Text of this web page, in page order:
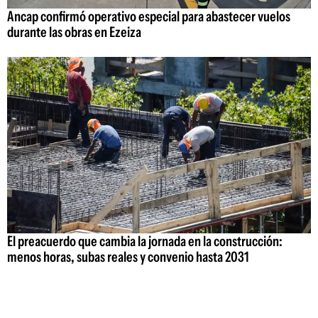
Ancap confirmó operativo especial para abastecer vuelos
durante las obras en Ezeiza
El preacuerdo que cambia la jornada en la construcción:
menos horas, subas reales y convenio hasta 2031